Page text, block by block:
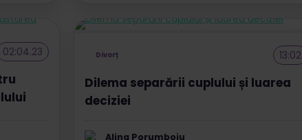
02:04.23 Divorț 13:02
Dilema separării cuplului și luarea
deciziei
Alina Porumboiu